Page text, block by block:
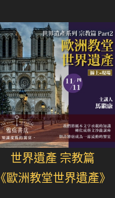
世界遺產 宗教篇
《歐洲教堂世界遺產》